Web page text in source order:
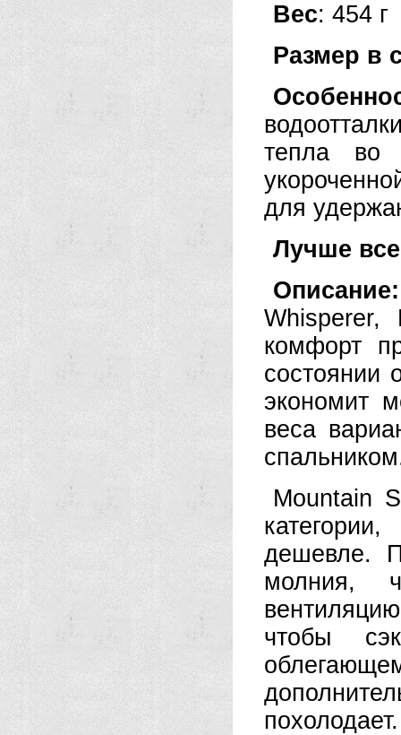
Вес: 454 г
Размер в
тепла во
для
Лучше
Whisperer,
комфорт
состоянии
экономит
веса
Mountain
дешевле.
молния,
чтобы
похолодает.